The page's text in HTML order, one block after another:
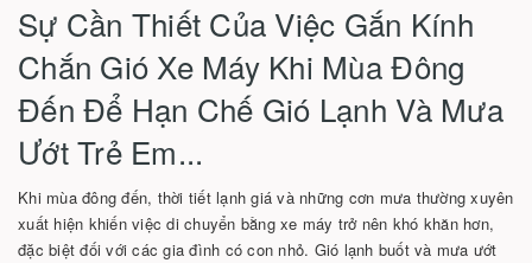
Sự Cần Thiết Của Việc Gắn Kính
Chắn Gió Xe Máy Khi Mùa Đông
Đến Để Hạn Chế Gió Lạnh Và Mưa
Ướt Trẻ Em...
Khi mùa đông đến, thời tiết lạnh giá và những cơn mưa thường xuyên
xuất hiện khiến việc di chuyển bằng xe máy trở nên khó khăn hơn,
đặc biệt đối với các gia đình có con nhỏ. Gió lạnh buốt và mưa ướt